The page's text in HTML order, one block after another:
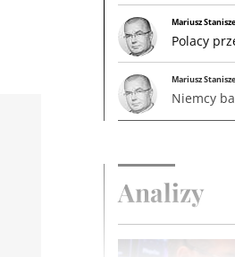
Mariusz
Polacy
Mariusz
Niemcy
Analizy